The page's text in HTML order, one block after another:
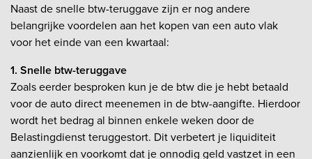
Naast de snelle btw-teruggave zijn er nog andere
belangrijke voordelen aan het kopen van een auto vlak
voor het einde van een kwartaal:
1. Snelle btw-teruggave
Zoals eerder besproken kun je de btw die je hebt betaald
voor de auto direct meenemen in de btw-aangifte. Hierdoor
wordt het bedrag al binnen enkele weken door de
Belastingdienst teruggestort. Dit verbetert je liquiditeit
aanzienlijk en voorkomt dat je onnodig geld vastzet in een